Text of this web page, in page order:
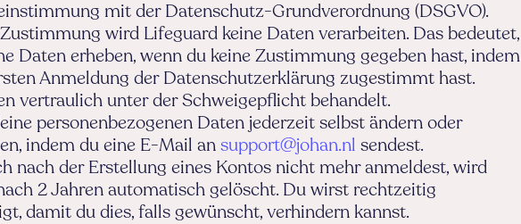
mit der Datenschutz-Grundverordnung (DSGVO).
wird Lifeguard keine Daten verarbeiten. Das bedeutet,
Daten erheben, wenn du keine Zustimmung gegeben hast, indem
Anmeldung der Datenschutzerklärung zugestimmt hast.
vertraulich unter der Schweigepflicht behandelt.
personenbezogenen Daten jederzeit selbst ändern oder
indem du eine E-Mail an support@johan.nl sendest.
nach der Erstellung eines Kontos nicht mehr anmeldest, wird
2 Jahren automatisch gelöscht. Du wirst rechtzeitig
damit du dies, falls gewünscht, verhindern kannst.